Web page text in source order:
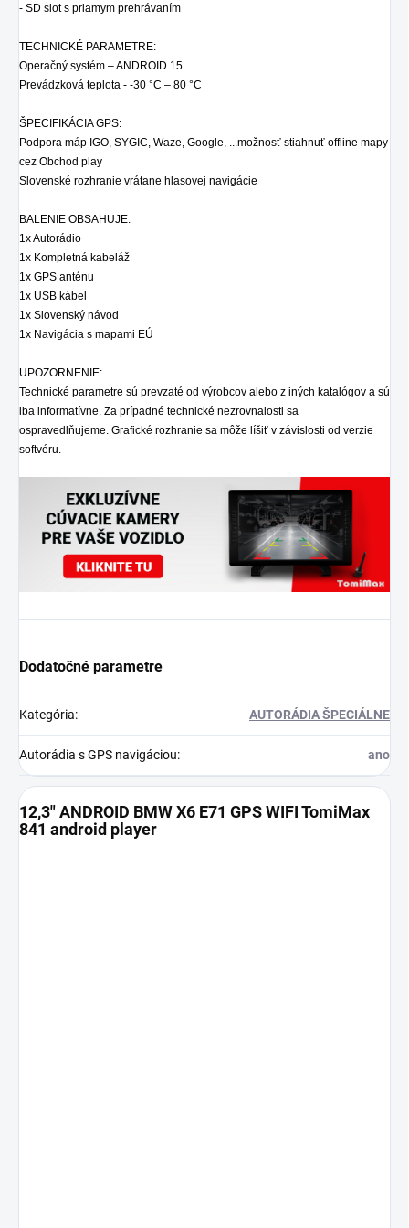
- SD slot s priamym prehrávaním
TECHNICKÉ PARAMETRE:
Operačný systém – ANDROID 15
Prevádzková teplota - -30 °C – 80 °C
ŠPECIFIKÁCIA GPS:
Podpora máp IGO, SYGIC, Waze, Google, ...možnosť stiahnuť offline mapy
cez Obchod play
Slovenské rozhranie vrátane hlasovej navigácie
BALENIE OBSAHUJE:
1x Autorádio
1x Kompletná kabeláž
1x GPS anténu
1x USB kábel
1x Slovenský návod
1x Navigácia s mapami EÚ
UPOZORNENIE:
Technické parametre sú prevzaté od výrobcov alebo z iných katalógov a sú
iba informatívne. Za prípadné technické nezrovnalosti sa
ospravedlňujeme. Grafické rozhranie sa môže líšiť v závislosti od verzie
softvéru.
Dodatočné parametre
Kategória: AUTORÁDIA ŠPECIÁLNE
Autorádia s GPS navigáciou: ano
12,3" ANDROID BMW X6 E71 GPS WIFI TomiMax
841 android player